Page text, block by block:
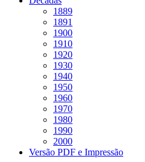
1889
1891
1900
1910
1920
1930
1940
1950
1960
1970
1980
1990
2000
Versão PDF e Impressão